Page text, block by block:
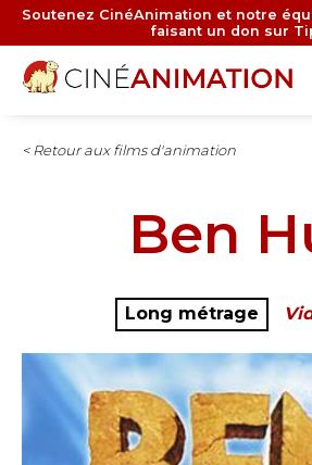
Aller
contenu
principal
Soutenez CinéAnimation et notre
faisant un don sur
< Retour aux films d'animation
Ben
Long métrage